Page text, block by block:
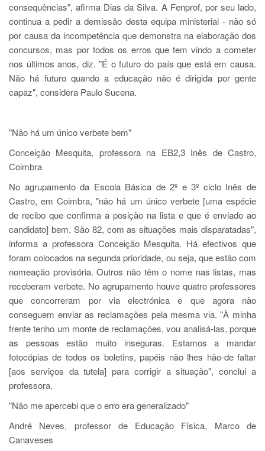
consequências", afirma Dias da Silva. A Fenprof, por seu lado,
continua a pedir a demissão desta equipa ministerial - não só
por causa da incompetência que demonstra na elaboração dos
concursos, mas por todos os erros que tem vindo a cometer
nos últimos anos, diz. "É o futuro do país que está em causa.
Não há futuro quando a educação não é dirigida por gente
capaz", considera Paulo Sucena.
"Não há um único verbete bem"
Conceição Mesquita, professora na EB2,3 Inês de Castro,
Coimbra
No agrupamento da Escola Básica de 2º e 3º ciclo Inês de
Castro, em Coimbra, "não há um único verbete [uma espécie
de recibo que confirma a posição na lista e que é enviado ao
candidato] bem. São 82, com as situações mais disparatadas",
informa a professora Conceição Mesquita. Há efectivos que
foram colocados na segunda prioridade, ou seja, que estão com
nomeação provisória. Outros não têm o nome nas listas, mas
receberam verbete. No agrupamento houve quatro professores
que concorreram por via electrónica e que agora não
conseguem enviar as reclamações pela mesma via. "À minha
frente tenho um monte de reclamações, vou analisá-las, porque
as pessoas estão muito inseguras. Estamos a mandar
fotocópias de todos os boletins, papéis não lhes hão-de faltar
[aos serviços da tutela] para corrigir a situação", conclui a
professora.
"Não me apercebi que o erro era generalizado"
André Neves, professor de Educação Física, Marco de
Canaveses